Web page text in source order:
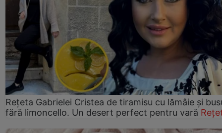
Rețeta Gabrielei Cristea de tiramisu cu lămâie și
fără limoncello. Un desert perfect pentru vară